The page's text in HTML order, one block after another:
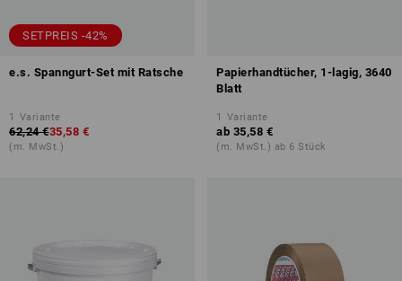
SETPREIS -42%
e.s. Spanngurt-Set mit Ratsche
1 Variante
62,24 €35,58 €
(m. MwSt.)
Papierhandtücher, 1-lagig, 3640
Blatt
1 Variante
ab 35,58 €
(m. MwSt.) ab 6 Stück